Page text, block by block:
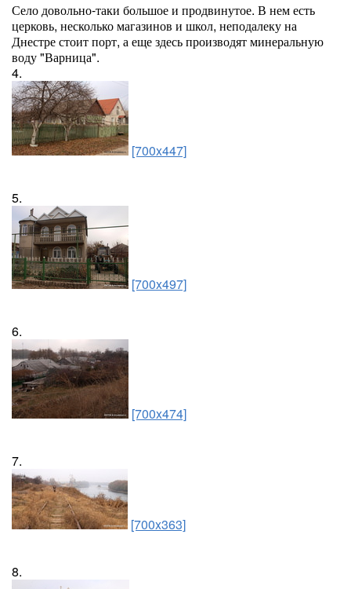
Село довольно-таки большое и продвинутое. В нем есть
церковь, несколько магазинов и школ, неподалеку на
Днестре стоит порт, а еще здесь производят минеральную
воду "Варница".
4.
[700x447]
5.
[700x497]
6.
[700x474]
7.
[700x363]
8.